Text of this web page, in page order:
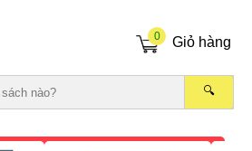
🔍
Giỏ hàng
0